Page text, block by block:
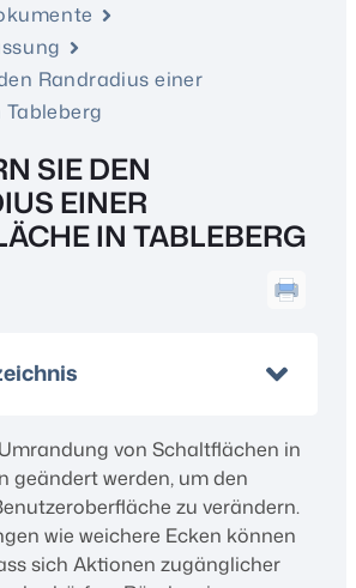
Randradius einer
SIE DEN
EINER
IN TABLEBERG
von Schaltflächen in
geändert werden, um den
zu verändern.
wie weichere Ecken können
sich Aktionen zugänglicher